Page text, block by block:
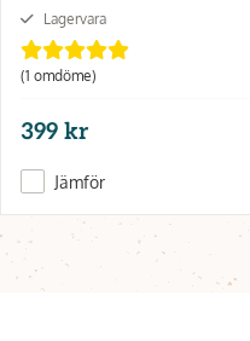
Lagervara
(1 omdöme)
399 kr
Jämför